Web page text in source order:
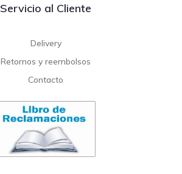
Servicio al Cliente
Delivery
Retornos y reembolsos
Contacto